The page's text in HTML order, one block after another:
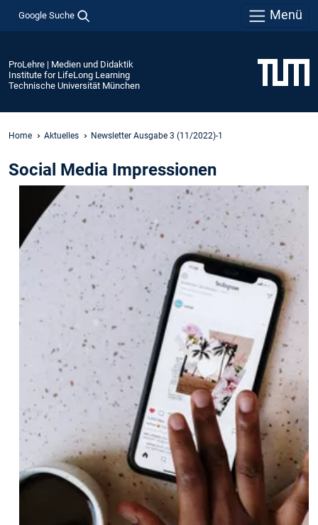
Google Suche Menü
ProLehre | Medien und Didaktik
Institute for LifeLong Learning
Technische Universität München
Home Aktuelles Newsletter Ausgabe 3 (11/2022)-1
Social Media Impressionen